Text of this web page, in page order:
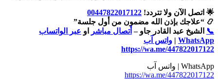
🌟 اتصل الآن ولا تتردد! 00447822017122
📿 “علاجك بإذن الله مضمون من أول جلسة”
📞
الشيخ عبد القادر جاو – أتصال مباشر او عبر الواتساب
WhatsApp
| واتس آب
https://wa.me/447822017122
WhatsApp | واتس آب
https://wa.me/447822017122